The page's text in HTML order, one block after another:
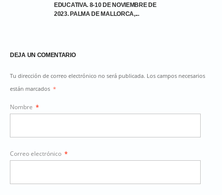
EDUCATIVA. 8-10 DE NOVIEMBRE DE
2023. PALMA DE MALLORCA,...
DEJA UN COMENTARIO
Tu dirección de correo electrónico no será publicada. Los campos necesarios
están marcados *
Nombre *
Correo electrónico *